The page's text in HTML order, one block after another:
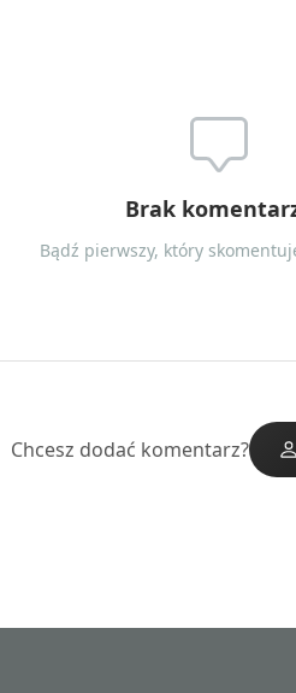
Brak
Bądź pierwszy, który
Chcesz dodać komentarz?